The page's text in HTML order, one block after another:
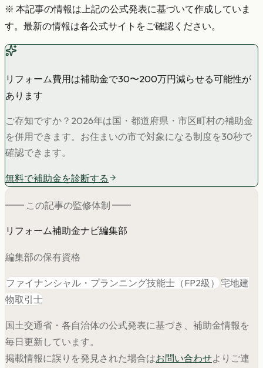
※ 本記事の情報は上記の公式発表に基づいて作成していま
す。最新の情報は各公式サイトをご確認ください。
リフォーム費用は補助金で30〜200万円減らせる可能性が
あります
ご存知ですか？2026年は国・都道府県・市区町村の補助金
を併用できます。お住まいの市で対象になる制度を30秒で
確認できます。
無料で補助金を診断する
━━ この記事の監修体制 ━━
リフォーム補助金ナビ編集部
編集部の保有資格
ファイナンシャル・プランニング技能士（FP2級）宅地建
物取引士
国土交通省・各自治体の公式発表に基づき、補助金情報を
毎日更新しています。
掲載情報に誤りを発見された場合はお問い合わせよりご連